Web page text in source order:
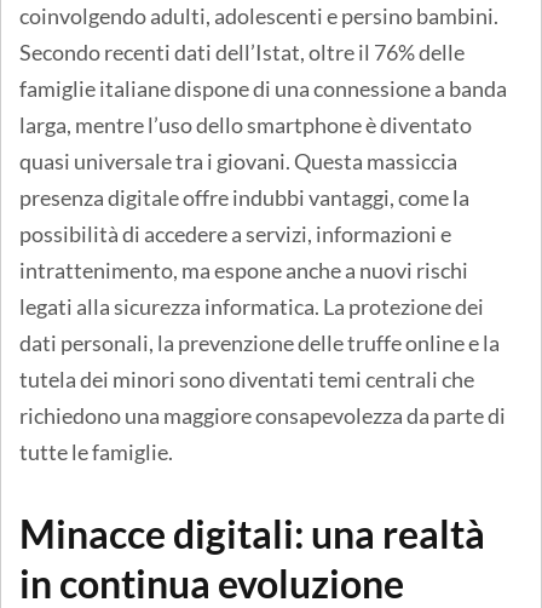
coinvolgendo adulti, adolescenti e persino bambini.
Secondo recenti dati dell’Istat, oltre il 76% delle
famiglie italiane dispone di una connessione a banda
larga, mentre l’uso dello smartphone è diventato
quasi universale tra i giovani. Questa massiccia
presenza digitale offre indubbi vantaggi, come la
possibilità di accedere a servizi, informazioni e
intrattenimento, ma espone anche a nuovi rischi
legati alla sicurezza informatica. La protezione dei
dati personali, la prevenzione delle truffe online e la
tutela dei minori sono diventati temi centrali che
richiedono una maggiore consapevolezza da parte di
tutte le famiglie.
Minacce digitali: una realtà
in continua evoluzione